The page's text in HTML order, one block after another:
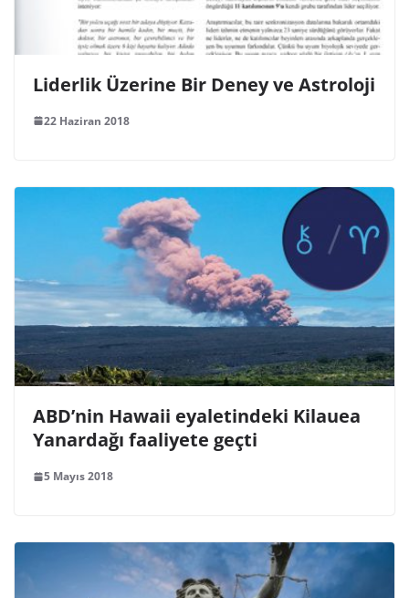
Liderlik Üzerine Bir Deney ve Astroloji
22 Haziran 2018
ABD’nin Hawaii eyaletindeki Kilauea
Yanardağı faaliyete geçti
5 Mayıs 2018